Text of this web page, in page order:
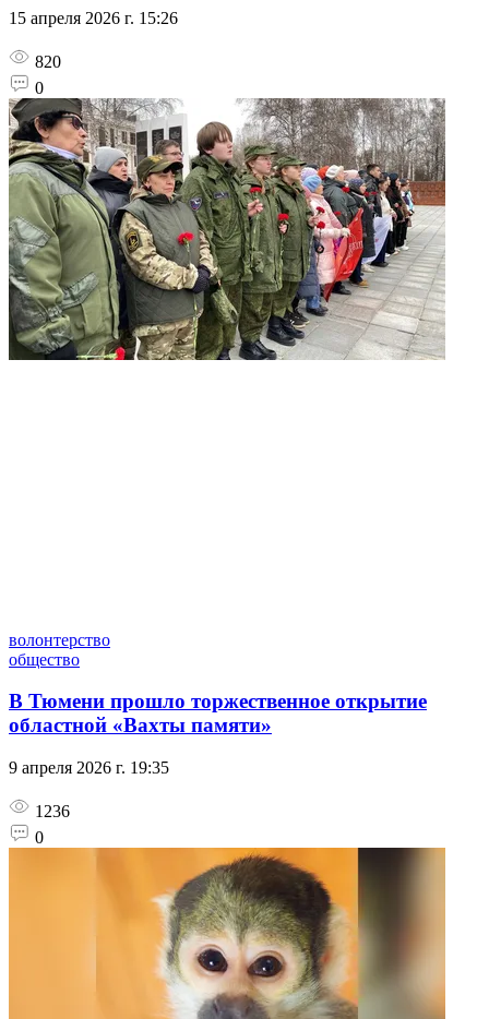
15 апреля 2026 г. 15:26
820
0
волонтерство
общество
В Тюмени прошло торжественное открытие
областной «Вахты памяти»
9 апреля 2026 г. 19:35
1236
0